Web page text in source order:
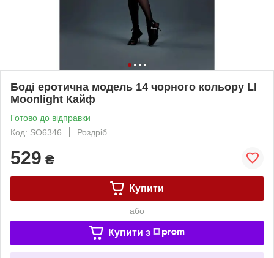
Боді еротична модель 14 чорного кольору LI
Moonlight Кайф
Готово до відправки
Код: SO6346
Роздріб
529 ₴
Купити
або
Купити з